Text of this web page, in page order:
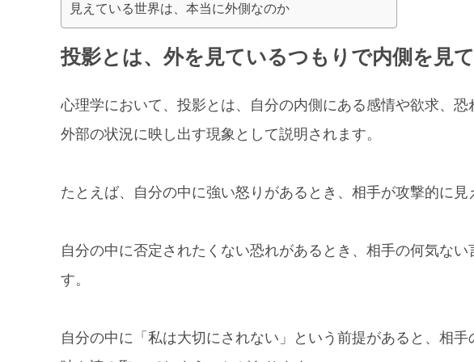
見えている世界は、本当に外側なのか
投影とは、外を見ているつもりで内側を見
心理学において、投影とは、自分の内側にある感情や欲求、
外部の状況に映し出す現象として説明されます。
たとえば、自分の中に強い怒りがあるとき、相手が攻撃的に見
自分の中に否定されたくない恐れがあるとき、相手の何気な
す。
自分の中に「私は大切にされない」という前提があると、相